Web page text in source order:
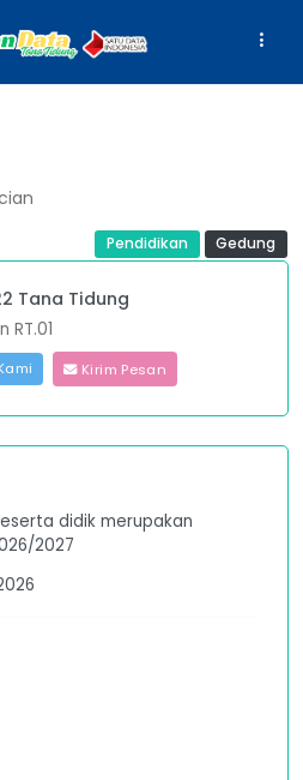
Pendidikan Gedung
Tana Tidung
RT.01
Kirim Pesan
didik merupakan
2027